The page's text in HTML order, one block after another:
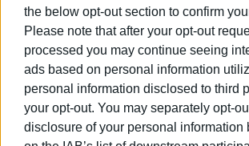
the below opt-out section to confirm
Please note that after your opt-out
processed you may continue seeing
ads based on personal information
personal information disclosed to third
your opt-out. You may separately opt-
disclosure of your personal information
ΦΩΤΟ@ΦΙΛΑΡΜΟΝΙΚΗ ΕΤΑΙΡΕΙΑ
Εμφανίσεις: 2116